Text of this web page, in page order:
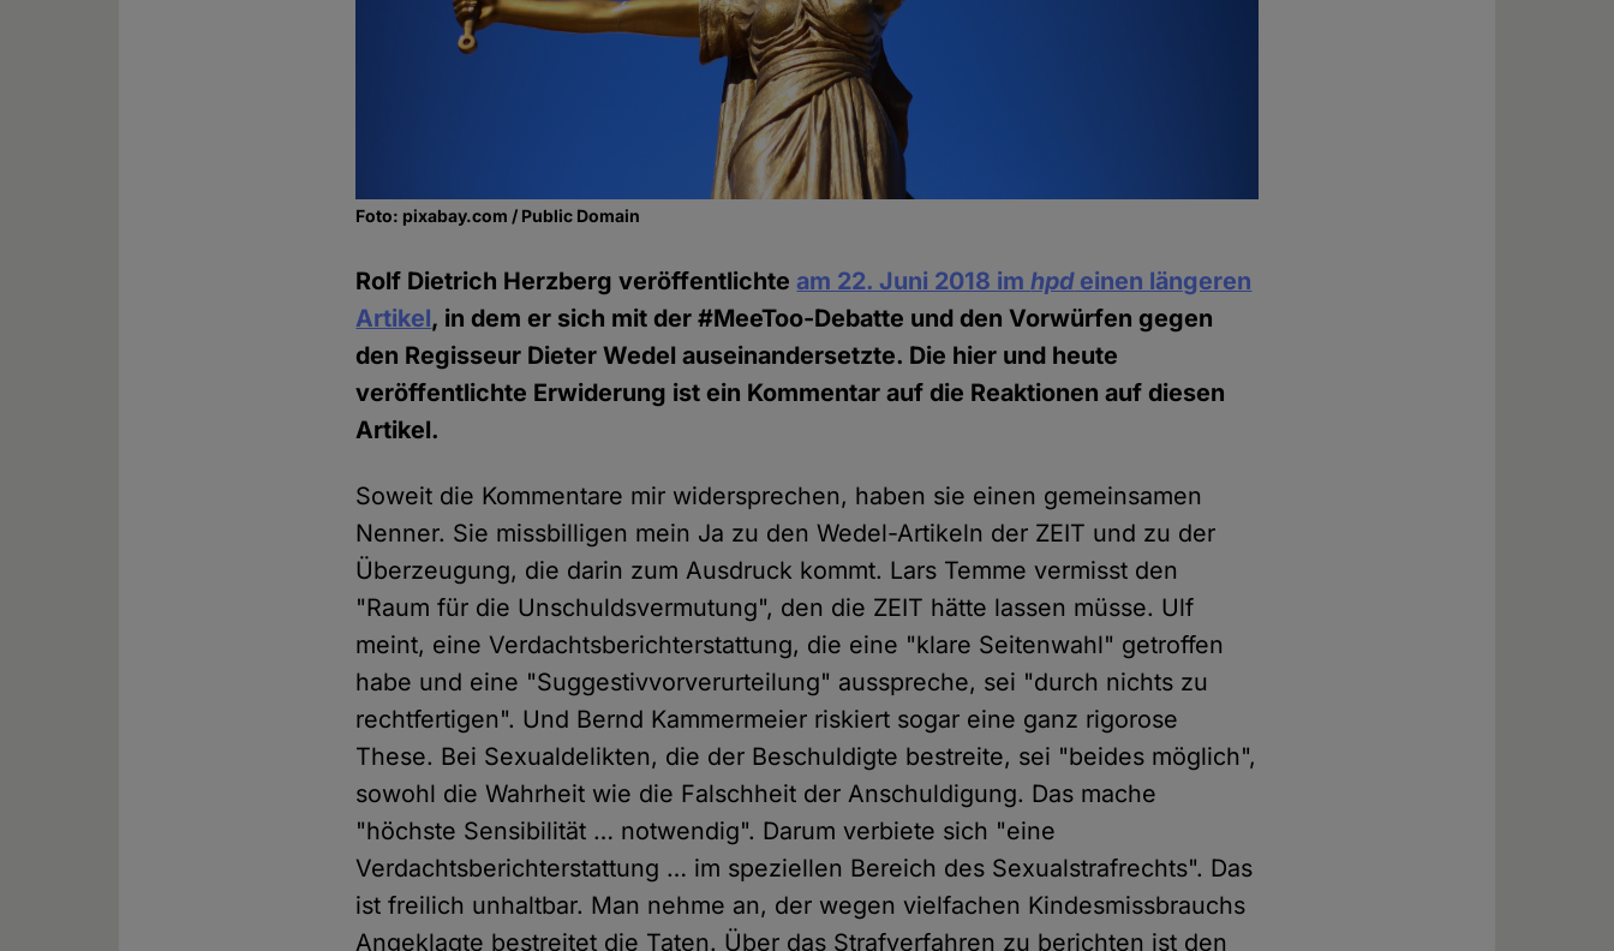
Foto: pixabay.com / Public Domain
Rolf Dietrich Herzberg veröffentlichte am 22. Juni 2018 imhpdeinen längeren
Artikel, in dem er sich mit der #MeeToo-Debatte und den Vorwürfen gegen
den Regisseur Dieter Wedel auseinandersetzte. Die hier und heute
veröffentlichte Erwiderung ist ein Kommentar auf die Reaktionen auf diesen
Artikel.
Soweit die Kommentare mir widersprechen, haben sie einen gemeinsamen
Nenner. Sie missbilligen mein Ja zu den Wedel-Artikeln der ZEIT und zu der
Überzeugung, die darin zum Ausdruck kommt. Lars Temme vermisst den
"Raum für die Unschuldsvermutung", den die ZEIT hätte lassen müsse. Ulf
meint, eine Verdachtsberichterstattung, die eine "klare Seitenwahl" getroffen
habe und eine "Suggestivvorverurteilung" ausspreche, sei "durch nichts zu
rechtfertigen". Und Bernd Kammermeier riskiert sogar eine ganz rigorose
These. Bei Sexualdelikten, die der Beschuldigte bestreite, sei "beides möglich",
sowohl die Wahrheit wie die Falschheit der Anschuldigung. Das mache
"höchste Sensibilität … notwendig". Darum verbiete sich "eine
Verdachtsberichterstattung … im speziellen Bereich des Sexualstrafrechts". Das
ist freilich unhaltbar. Man nehme an, der wegen vielfachen Kindesmissbrauchs
Angeklagte bestreitet die Taten. Über das Strafverfahren zu berichten ist den